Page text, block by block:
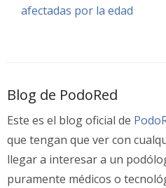
afectadas por la edad
Blog de PodoRed
Este es el blog oficial de
que tengan que ver con
llegar a interesar a un
puramente médicos o